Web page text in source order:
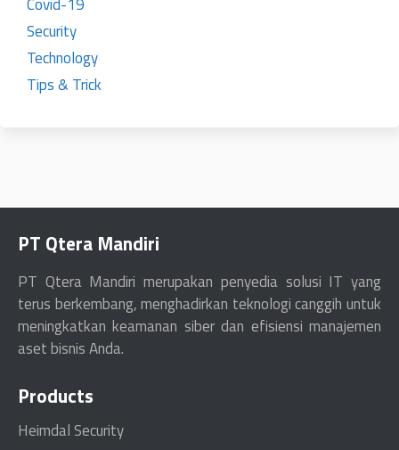
Security
Technology
Tips & Trick
PT Qtera Mandiri
PT Qtera Mandiri merupakan penyedia solusi IT yang
terus berkembang, menghadirkan teknologi canggih untuk
meningkatkan keamanan siber dan efisiensi manajemen
aset bisnis Anda.
Products
Heimdal Security